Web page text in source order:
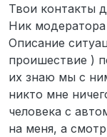
Твои контакты
Ник
Описание
проишествие )
их знаю мы с
никто мне
человека с
на меня, а